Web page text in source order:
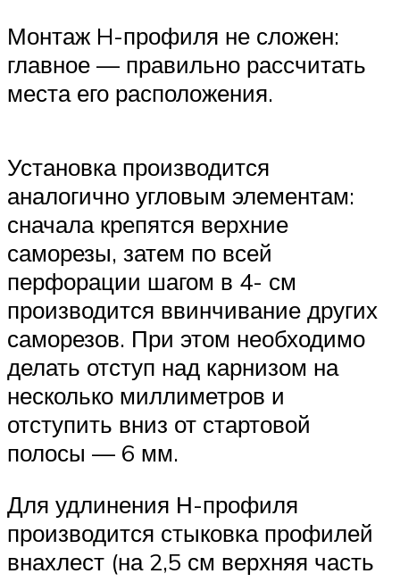
Монтаж H-профиля не сложен:
главное — правильно рассчитать
места его расположения.
Установка производится
аналогично угловым элементам:
сначала крепятся верхние
саморезы, затем по всей
перфорации шагом в 4- см
производится ввинчивание других
саморезов. При этом необходимо
делать отступ над карнизом на
несколько миллиметров и
отступить вниз от стартовой
полосы — 6 мм.
Для удлинения Н-профиля
производится стыковка профилей
внахлест (на 2,5 см верхняя часть